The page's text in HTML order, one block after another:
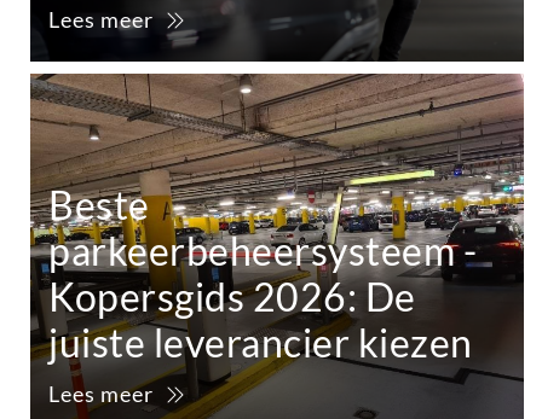
Lees meer
Beste
parkeerbeheersysteem -
Kopersgids 2026: De
juiste leverancier kiezen
Lees meer